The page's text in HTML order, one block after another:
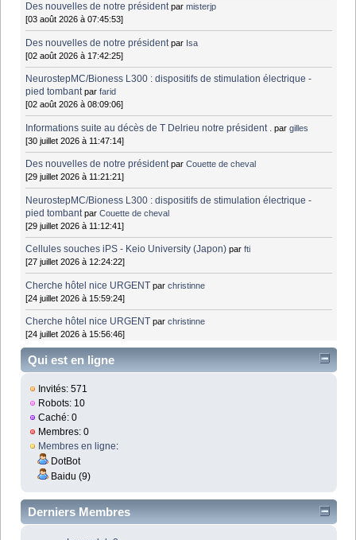
Des nouvelles de notre président parmisterjp
[03 août 2026 à 07:45:53]
Des nouvelles de notre président par Isa
[02 août 2026 à 17:42:25]
NeurostepMC/Bioness L300 : dispositifs de stimulation électrique -
pied tombant parfarid
[02 août 2026 à 08:09:06]
Informations suite au décès de T Delrieu notre président . pargilles
[30 juillet 2026 à 11:47:14]
Des nouvelles de notre président parCouette de cheval
[29 juillet 2026 à 11:21:21]
NeurostepMC/Bioness L300 : dispositifs de stimulation électrique -
pied tombant parCouette de cheval
[29 juillet 2026 à 11:12:41]
Cellules souches iPS - Keio University (Japon) parfti
[27 juillet 2026 à 12:24:22]
Cherche hôtel nice URGENT parchristinne
[24 juillet 2026 à 15:59:24]
Cherche hôtel nice URGENT parchristinne
[24 juillet 2026 à 15:56:46]
Qui est en ligne
Invités: 571
Robots: 10
Caché: 0
Membres: 0
Membres en ligne:
DotBot
Baidu (9)
Derniers Membres